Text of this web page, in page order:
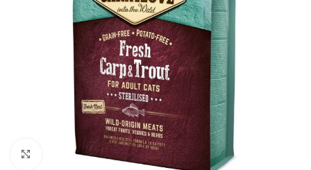
Нажмите, чтобы увеличить